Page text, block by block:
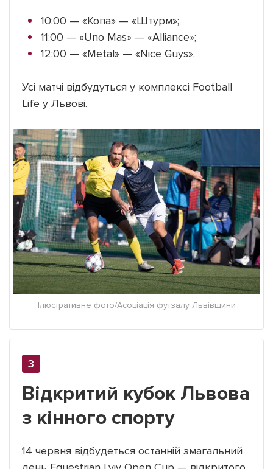
10:00 — «Копа» — «Штурм»;
11:00 — «Uno Mas» — «Alliance»;
12:00 — «Metal» — «Nice Guys».
Усі матчі відбудуться у комплексі Football
Life у Львові.
Ілюстративне фото/Асоціація футзалу Львівщини
Відкритий кубок Львова
з кінного спорту
14 червня відбудеться останній змагальний